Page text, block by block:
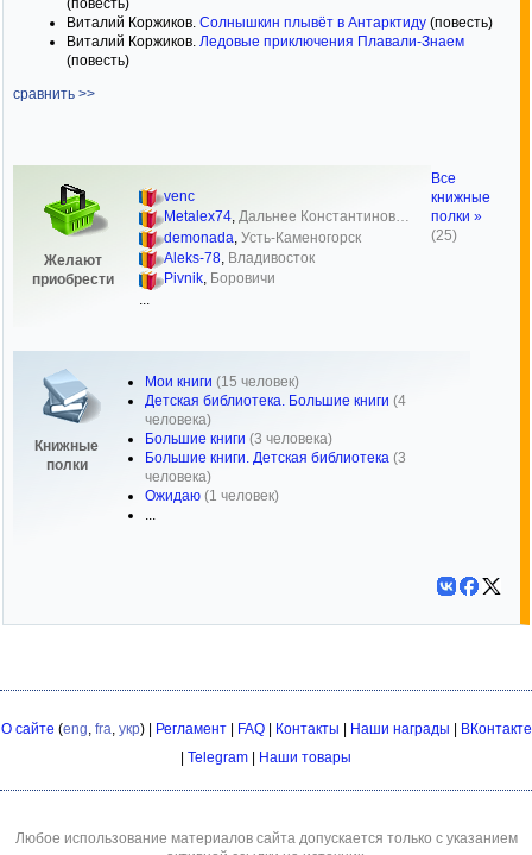
(повесть)
Виталий Коржиков. Солнышкин плывёт в Антарктиду (повесть)
Виталий Коржиков. Ледовые приключения Плавали-Знаем
(повесть)
сравнить >>
Желают
приобрести
venc
Metalex74, Дальнее Константинов…
demonada Усть-Каменогорск
Aleks-78, Владивосток
Pivnik, Боровичи
Книжные
полки
Мои книги (15 человек)
Детская библиотека. Большие книги (4
человека)
Большие книги (3 человека)
Большие книги. Детская библиотека (3
человека)
Ожидаю (1 человек)
...
Все
книжные
полки »
(25)
О сайте (eng, fra, укр) | Регламент| FAQ| Контакты Наши награды
ВКонтакте
Telegram Наши товары
Любое использование материалов сайта допускается только с указанием